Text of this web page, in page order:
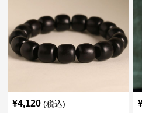
¥4,120 (税込)